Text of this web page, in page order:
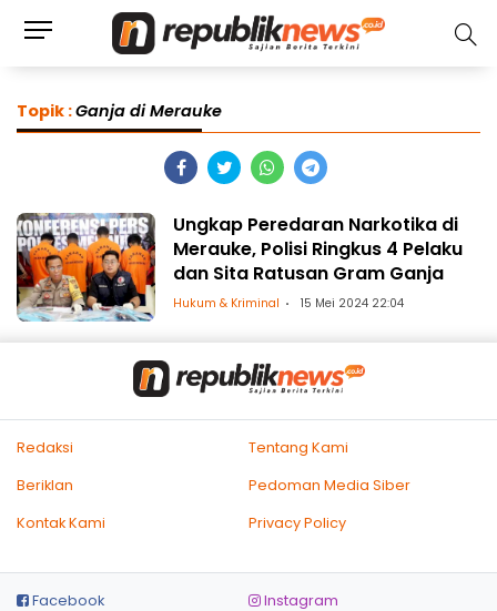
Topik :Ganja di Merauke
Ungkap Peredaran Narkotika di
Merauke, Polisi Ringkus 4 Pelaku
dan Sita Ratusan Gram Ganja
Hukum & Kriminal 15 Mei 2024 22:04
Redaksi
Tentang Kami
Beriklan
Pedoman Media Siber
Kontak Kami
Privacy Policy
Facebook
Instagram